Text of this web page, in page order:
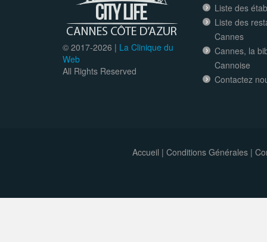
© 2017-2026 | La Clinique du
Web
All Rights Reserved
Liste des
Liste des
Cannes
Cannes, la
Cannoise
Contactez
Accueil | Conditions Générales|